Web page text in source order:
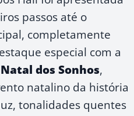
passos até o
completamente
especial com a
Natal dos Sonhos,
natalino da história
tonalidades quentes